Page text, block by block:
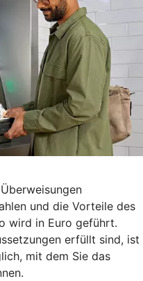
und die Vorteile des
wird in Euro geführt.
erfüllt sind, ist
mit dem Sie das